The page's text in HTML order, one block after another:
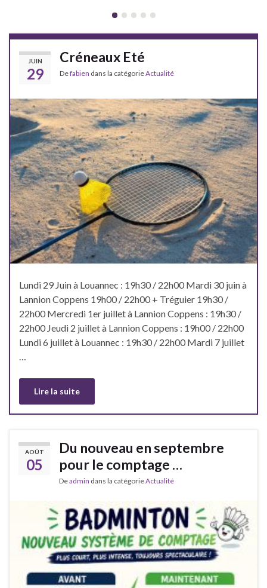
JUIN
29
Créneaux Eté
Defabien dans la catégorieActualité
Lundi 29 Juin à Louannec : 19h30 / 22h00 Mardi 30 juin à
Lannion Coppens 19h00 / 22h00 + Tréguier 19h30 /
22h00 Mercredi 1er juillet à Lannion Coppens : 19h30 /
22h00 Jeudi 2 juillet à Lannion Coppens : 19h00 / 22h00
Lundi 6 juillet à Louannec : 19h30 / 22h00 Mardi 7 juillet
…
Lire la suite
AOÛT
05
Du nouveau en septembre
pour le comptage …
Deadmin dans la catégorieActualité